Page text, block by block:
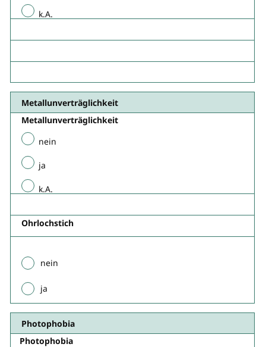
k.A.
Metallunverträglichkeit​
Metallunverträglichkeit​
nein
ja
k.A.
Ohrlochstich
nein
ja
Photophobia​
Photophobia